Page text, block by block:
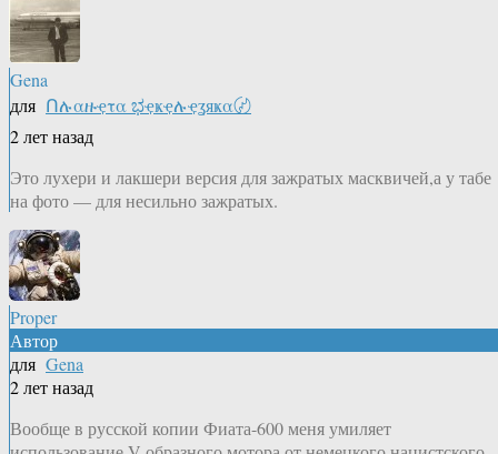
Gena
для Ոሉαዙҿτα ಭҿҝҿሉҿʓяҝα〄
2 лет назад
Это лухери и лакшери версия для зажратых масквичей,а у табе
на фото — для несильно зажратых.
Proper
Автор
для Gena
2 лет назад
Вообще в русской копии Фиата-600 меня умиляет